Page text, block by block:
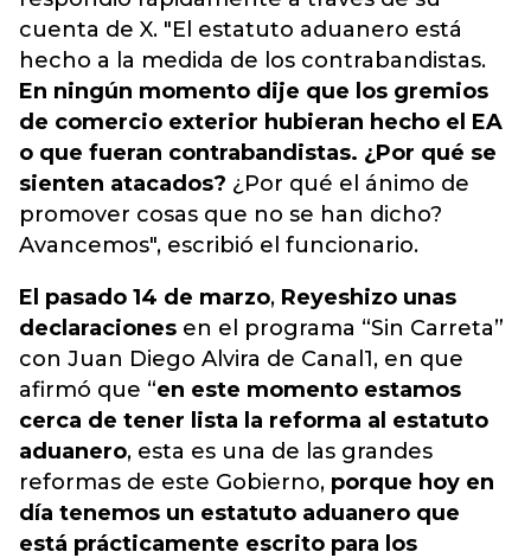
cuenta de X. "El estatuto aduanero está
hecho a la medida de los contrabandistas.
En ningún momento dije que los gremios
de comercio exterior hubieran hecho el EA
o que fueran contrabandistas. ¿Por qué se
sienten atacados? ¿Por qué el ánimo de
promover cosas que no se han dicho?
Avancemos", escribió el funcionario.
El pasado 14 de marzo, Reyeshizo unas
declaraciones en el programa “Sin Carreta”
con Juan Diego Alvira de Canal1, en que
afirmó que “en este momento estamos
cerca de tener lista la reforma al estatuto
aduanero, esta es una de las grandes
reformas de este Gobierno, porque hoy en
día tenemos un estatuto aduanero que
está prácticamente escrito para los